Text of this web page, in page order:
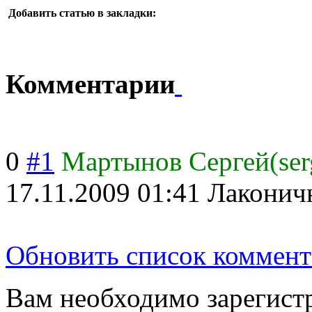
Добавить статью в закладки:
Комментарии
0 #1 Мартынов
17.11.2009 01:41
Обновить список
Вам необходимо